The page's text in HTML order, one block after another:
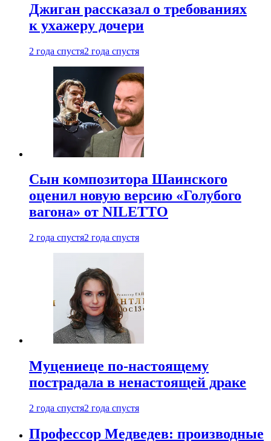
Джиган рассказал о требованиях
к ухажеру дочери
2 года спустя2 года спустя
Сын композитора Шаинского
оценил новую версию «Голубого
вагона» от NILETTO
2 года спустя2 года спустя
Муцениеце по-настоящему
пострадала в ненастоящей драке
2 года спустя2 года спустя
Профессор Медведев: производные